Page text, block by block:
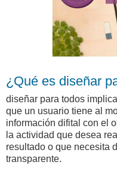
¿Qué es diseñar
diseñar para todos
que un usuario tiene al
información difital con el
la actividad que desea
resultado o que necesita
transparente.